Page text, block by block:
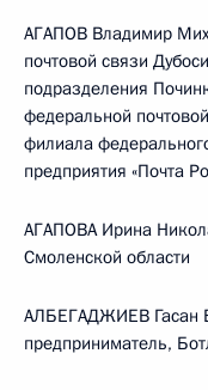
АГАПОВ Владимир
почтовой связи
подразделения
федеральной
филиала
предприятия «Почта
АГАПОВА Ирина
Смоленской области
АЛБЕГАДЖИЕВ Гасан
предприниматель,